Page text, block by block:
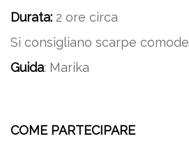
Durata: 2 ore circa
Si consigliano scarpe comode
Guida: Marika
COME PARTECIPARE